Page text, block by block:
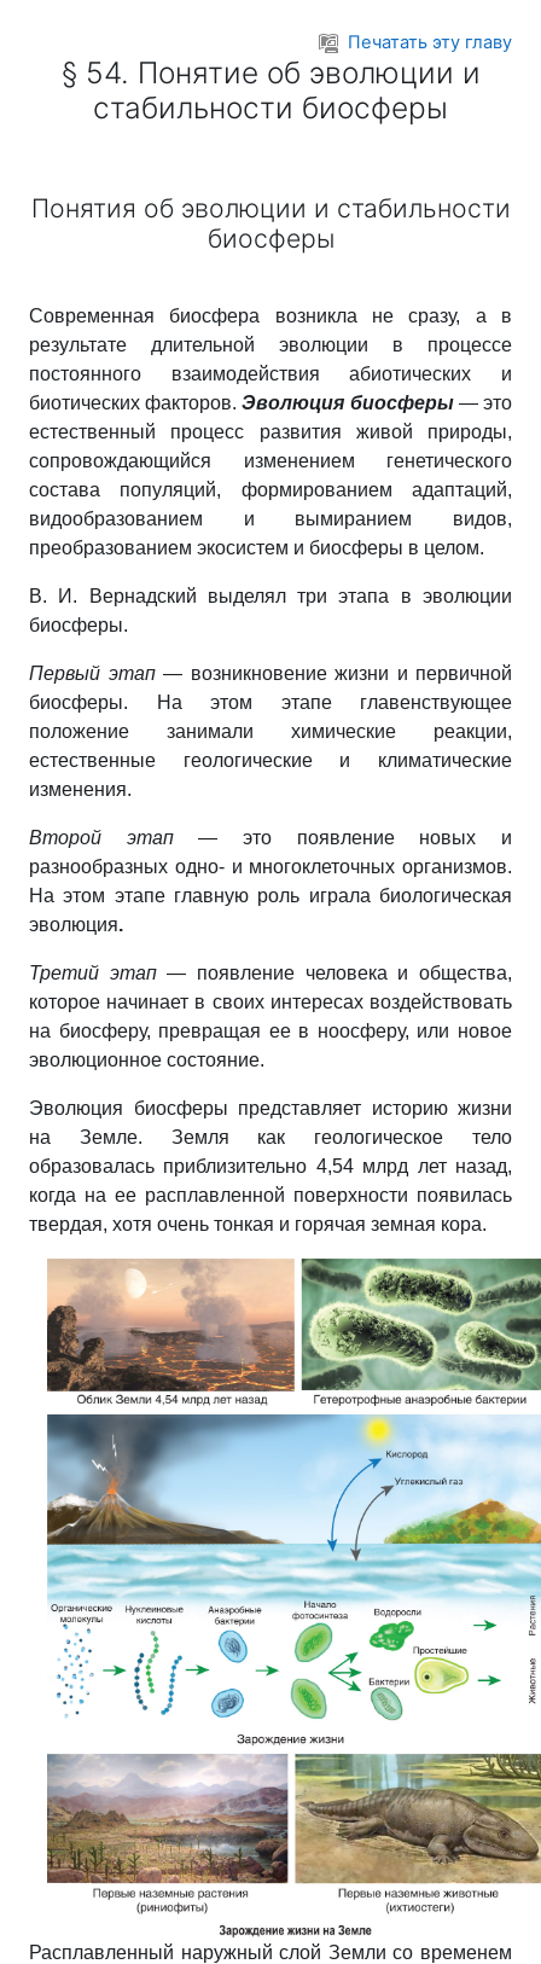
Печатать эту главу
§ 54. Понятие об эволюции и
стабильности биосферы
Понятия об эволюции и стабильности
биосферы
Современная биосфера возникла не сразу, а в
результате длительной эволюции в процессе
постоянного взаимодействия абиотических и
биотических факторов.Эволюция биосферы— это
естественный процесс развития живой природы,
сопровождающийся изменением генетического
состава популяций, формированием адаптаций,
видообразованием и вымиранием видов,
преобразованием экосистем и биосферы в целом.
В. И. Вернадский выделял три этапа в эволюции
биосферы.
Первый этап— возникновение жизни и первичной
биосферы. На этом этапе главенствующее
положение занимали химические реакции,
естественные геологические и климатические
изменения.
Второй этап— это появление новых и
разнообразных одно- и многоклеточных организмов.
На этом этапе главную роль играла биологическая
эволюция.
Третий этап— появление человека и общества,
которое начинает в своих интересах воздействовать
на биосферу, превращая ее в ноосферу, или новое
эволюционное состояние.
Эволюция биосферы представляет историю жизни
на Земле. Земля как геологическое тело
образовалась приблизительно 4,54 млрд лет назад,
когда на ее расплавленной поверхности появилась
твердая, хотя очень тонкая и горячая земная кора.
Расплавленный наружный слой Земли со временем